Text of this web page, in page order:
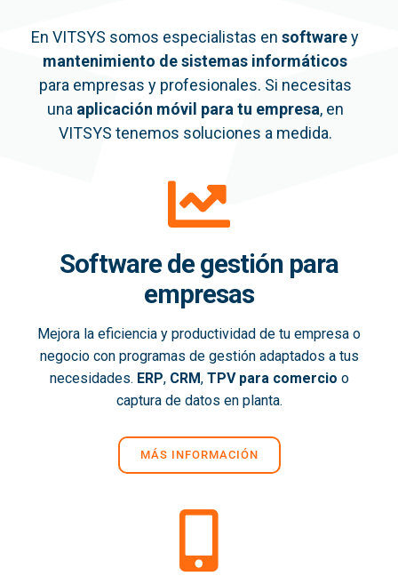
En VITSYS somos especialistas en softwarey
mantenimiento de sistemas informáticos
para empresas y profesionales. Si necesitas
una aplicación móvil para tu empresa, en
VITSYS tenemos soluciones a medida.
Software de gestión para
empresas
Mejora la eficiencia y productividad de tu empresa o
negocio con programas de gestión adaptados a tus
necesidades. ERP, CRM, TPV para comercio o
captura de datos en planta.
MÁS INFORMACIÓN